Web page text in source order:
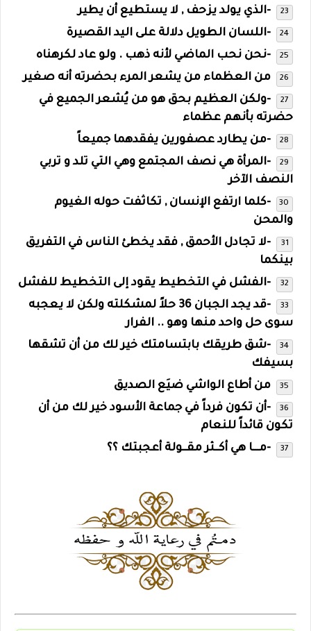
-الذي يولد يزحف , لا يستطيع أن يطير
-اللسان الطويل دلالة على اليد القصيرة
-نحن نحب الماضي لأنه ذهب . ولو عاد لكرهناه
من العظماء من يشعر المرء بحضرته أنه صغير
-ولكن العظيم بحق هو من يُشعر الجميع في
حضرته بأنهم عظماء
-من يطارد عصفورين يفقدهما جميعاً
-المرأة هي نصف المجتمع وهي التي تلد و تربي
النصف الآخر
-كلما ارتفع الإنسان , تكاثفت حوله الغيوم
والمحن
-لا تجادل الأحمق , فقد يخطئ الناس في التفريق
بينكما
-الفشل في التخطيط يقود إلى التخطيط للفشل
-قد يجد الجبان 36 حلاً لمشكلته ولكن لا يعجبه
سوى حل واحد منها وهو .. الفرار
-شق طريقك بابتسامتك خير لك من أن تشقها
بسيفك
من أطاع الواشي ضيَع الصديق
-أن تكون فرداً في جماعة الأسود خير لك من أن
تكون قائداً للنعام
-مـــا هي أكــثر مقــولة أعجبتك ؟؟